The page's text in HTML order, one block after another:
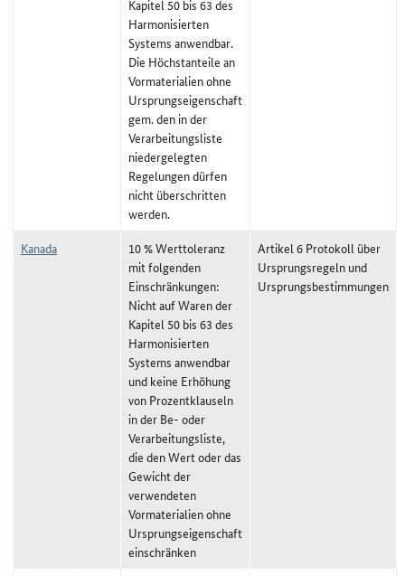
Kapitel 50 bis 63 des
Harmonisierten
Systems anwendbar.
Die Höchstanteile an
Vormaterialien ohne
Ursprungseigenschaft
gem. den in der
Verarbeitungsliste
niedergelegten
Regelungen dürfen
nicht überschritten
werden.
Kanada
10 % Werttoleranz
mit folgenden
Einschränkungen:
Nicht auf Waren der
Kapitel 50 bis 63 des
Harmonisierten
Systems anwendbar
und keine Erhöhung
von Prozentklauseln
in der Be- oder
Verarbeitungsliste,
die den Wert oder das
Gewicht der
verwendeten
Vormaterialien ohne
Ursprungseigenschaft
einschränken
Artikel 6 Protokoll über
Ursprungsregeln und
Ursprungsbestimmungen